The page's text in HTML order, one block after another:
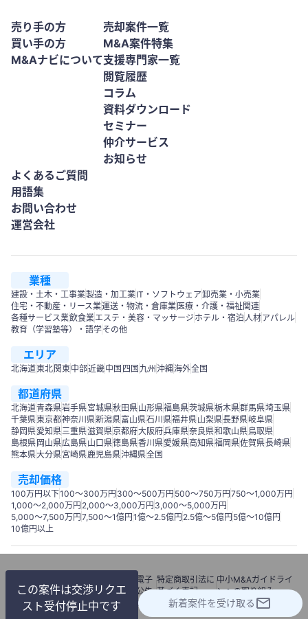
この案件は交渉リクエ
スト受付停止中です
新着案件を受け取る
売り手の方
買い手の方
M&Aナビについて
売却案件一覧
M&A案件特集
支援専門家一覧
閲覧履歴
コラム
資料ダウンロード
セミナー
仲介サービス
お知らせ
よくあるご質問
用語集
お問い合わせ
運営会社
業種
建設・土木・工事業製造・加工業IT・ソフトウェア卸売業・小売業
住宅・不動産・リース業運送・物流・倉庫業 医療・介護・福祉関連
各種サービス業飲食業エステ・美容・マッサージ ホテル・宿泊 人材アパレル
教育（学習塾等）・語学その他
エリア
北海道東北 関東中部近畿中国 四国 九州 沖縄海外全国
都道府県
北海道青森県岩手県宮城県秋田県山形県福島県茨城県栃木県群馬県埼玉県
千葉県東京都神奈川県新潟県富山県石川県福井県山梨県長野県岐阜県
静岡県愛知県三重県滋賀県京都府大阪府兵庫県奈良県和歌山県鳥取県
島根県 岡山県広島県山口県徳島県香川県愛媛県高知県福岡県佐賀県長崎県
熊本県大分県宮崎県鹿児島県沖縄県全国
売却価格
100万円以下100〜300万円 300〜500万円 500～750万円 750〜1,000万円
1,000～2,000万円 2,000～3,000万円 3,000～5,000万円
5,000～7,500万円 7,500～1億円 1億～2.5億円 2.5億～5億円 5億～10億円
10億円以上
規約 保護方針
ィーポリシー
電子
公告
特定商取引法に
基づく表記
中小M&Aガイドライ
ンへの取り組み
© 2018 M&Aナビ